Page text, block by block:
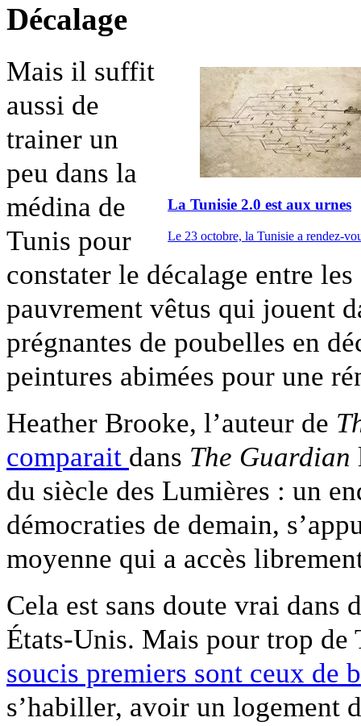
Décalage
La Tunisie 2.0 est aux urnes
Le 23 octobre, la Tunisie a rendez-
Mais il suffit
aussi de
trainer un
peu dans la
médina de
Tunis pour
constater le décalage entre
pauvrement vêtus qui jouent
prégnantes de poubelles en
peintures abimées pour une
Heather Brooke, l’auteur de
comparait dans The Guardian
du siècle des Lumières : un
démocraties de demain,
moyenne qui a accès
Cela est sans doute vrai dans
États-Unis. Mais pour trop de
soucis premiers sont ceux de
s’habiller, avoir un logement